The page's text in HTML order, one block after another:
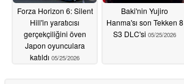
Forza Horizon 6: Silent
Hill'in yaratıcısı
gerçekçiliğini öven
Japon oyunculara
katıldı 05/25/2026
Baki'nin Yujiro
Hanma'sı son Tekken 8
S3 DLC'si 05/25/2026